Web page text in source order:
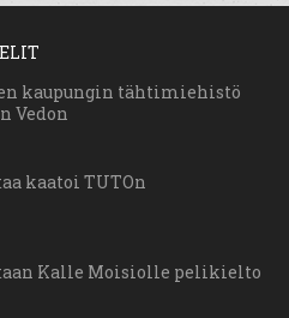
kaupungin tähtimiehistö
Vedon
kaatoi TUTOn
Kalle Moisiolle pelikielto